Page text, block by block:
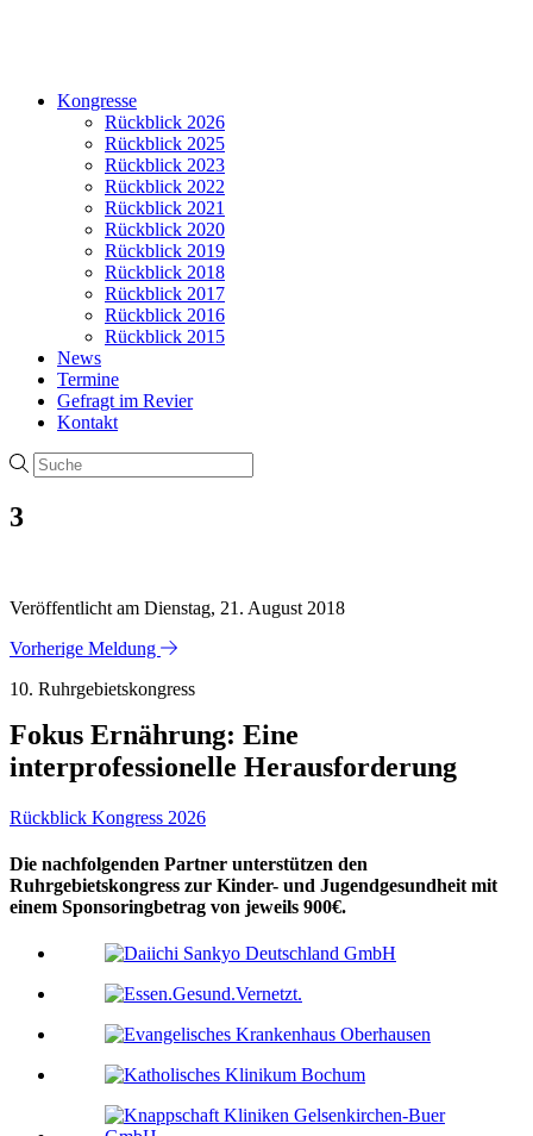
Kongresse
Rückblick 2026
Rückblick 2025
Rückblick 2023
Rückblick 2022
Rückblick 2021
Rückblick 2020
Rückblick 2019
Rückblick 2018
Rückblick 2017
Rückblick 2016
Rückblick 2015
News
Termine
Gefragt im Revier
Kontakt
3
Veröffentlicht am Dienstag, 21. August 2018
Vorherige Meldung
10. Ruhrgebietskongress
Fokus Ernährung: Eine
interprofessionelle Herausforderung
Rückblick Kongress 2026
Die nachfolgenden Partner unterstützen den
Ruhrgebietskongress zur Kinder- und Jugendgesundheit mit
einem Sponsoringbetrag von jeweils 900€.